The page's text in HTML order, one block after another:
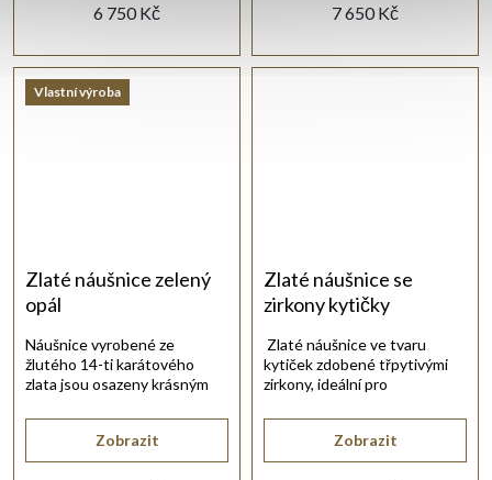
6 750 Kč 7 650 Kč
Vlastní výroba
Zlaté náušnice zelený
opál
Zobrazit
Náušnice vyrobené ze
žlutého 14-ti karátového
zlata jsou osazeny krásným
Zlaté náušnice se
zirkony kytičky
Zobrazit
Zlaté náušnice ve tvaru
kytiček zdobené třpytivými
zirkony, ideální pro